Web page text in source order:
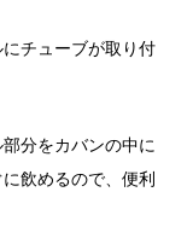
チューブが取り付
分をカバンの中に
飲めるので、便利